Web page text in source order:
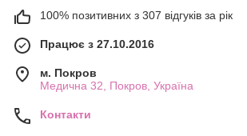
Не викликає алергічну реакцію
Міцне і довговічне у використанні
Доступна ціна
моделі ювелірної
100% позитивних з 307 відгуків за рік
Працює з 27.10.2016
м. Покров
Медична 32, Покров, Україна
Контакти